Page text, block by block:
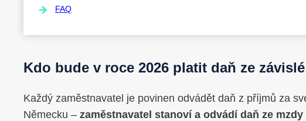
FAQ
Kdo bude v roce 2026 platit daň ze
Každý zaměstnavatel je povinen odvádět daň z příjmů za
Německu – zaměstnavatel stanoví a odvádí daň ze